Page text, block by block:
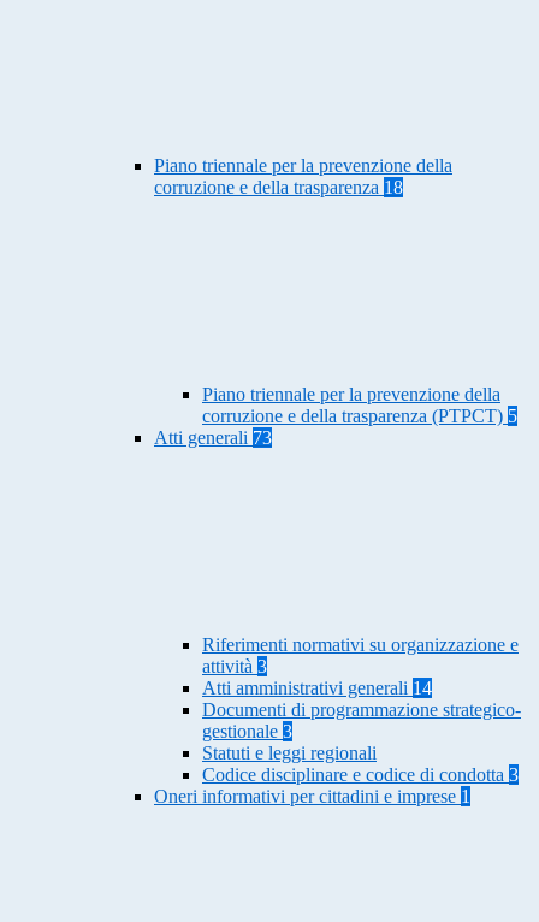
Piano triennale per la prevenzione della
corruzione e della trasparenza 18
Piano triennale per la prevenzione della
corruzione e della trasparenza (PTPCT) 5
Atti generali 73
Riferimenti normativi su organizzazione e
attività 3
Atti amministrativi generali 14
Documenti di programmazione strategico-
gestionale 3
Statuti e leggi regionali
Codice disciplinare e codice di condotta 3
Oneri informativi per cittadini e imprese 1